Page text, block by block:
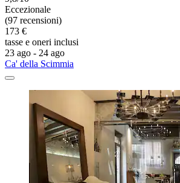
Eccezionale
(97 recensioni)
173 €
tasse e oneri inclusi
23 ago - 24 ago
Ca' della Scimmia